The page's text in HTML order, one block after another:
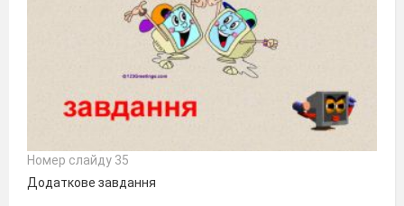
Номер слайду 35
Додаткове завдання